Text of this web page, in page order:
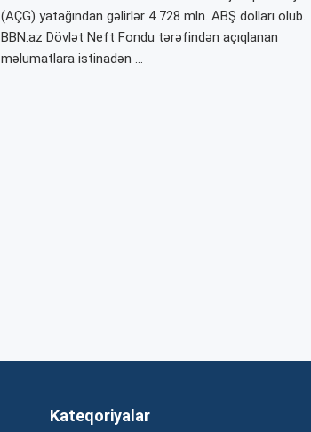
(AÇG) yatağından gəlirlər 4 728 mln. ABŞ dolları olub.
BBN.az Dövlət Neft Fondu tərəfindən açıqlanan
məlumatlara istinadən …
Kateqoriyalar